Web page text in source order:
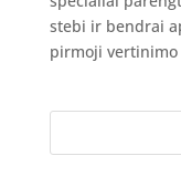
stebi ir bendrai
pirmoji vertinimo